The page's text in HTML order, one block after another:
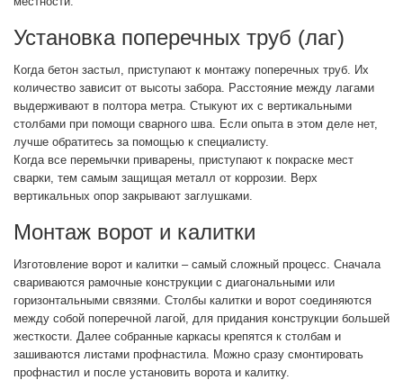
Установка поперечных труб (лаг)
Когда бетон застыл, приступают к монтажу поперечных труб. Их
количество зависит от высоты забора. Расстояние между лагами
выдерживают в полтора метра. Стыкуют их с вертикальными
столбами при помощи сварного шва. Если опыта в этом деле нет,
лучше обратитесь за помощью к специалисту.
Когда все перемычки приварены, приступают к покраске мест
сварки, тем самым защищая металл от коррозии. Верх
вертикальных опор закрывают заглушками.
Монтаж ворот и калитки
Изготовление ворот и калитки – самый сложный процесс. Сначала
свариваются рамочные конструкции с диагональными или
горизонтальными связями. Столбы калитки и ворот соединяются
между собой поперечной лагой, для придания конструкции большей
жесткости. Далее собранные каркасы крепятся к столбам и
зашиваются листами профнастила. Можно сразу смонтировать
профнастил и после установить ворота и калитку.